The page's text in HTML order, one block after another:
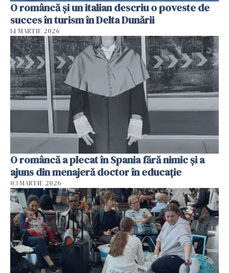
O româncă și un italian descriu o poveste de
succes în turism în Delta Dunării
14 MARTIE 2026
O româncă a plecat în Spania fără nimic și a
ajuns din menajeră doctor în educație
03 MARTIE 2026